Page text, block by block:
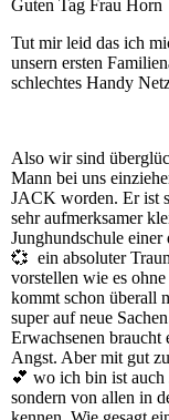
Guten Tag Frau Horn
Tut mir leid das ich
unsern ersten
schlechtes Handy
Also wir sind
Mann bei uns
JACK worden. Er ist
sehr aufmerksamer
Junghundschule
💞 ein absoluter
vorstellen wie es
kommt schon überall
super auf neue
Erwachsenen
Angst. Aber mit gut
💕 wo ich bin ist auch
sondern von allen in